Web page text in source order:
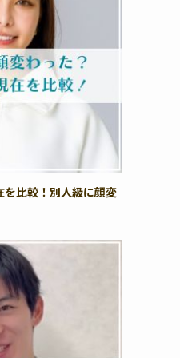
比較！別人級に顔変